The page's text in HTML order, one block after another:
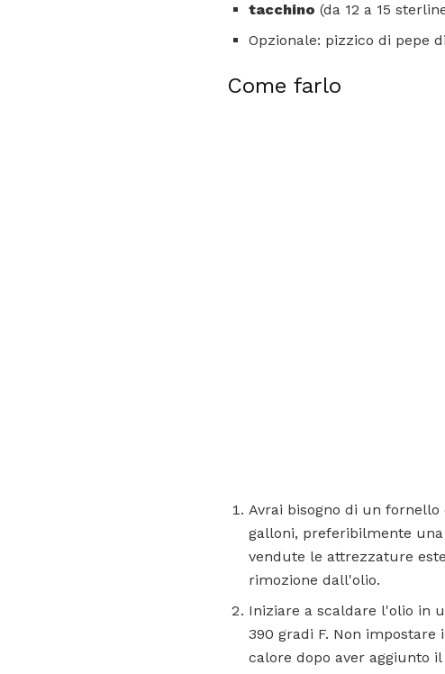
tacchino (da 12 a 15
Opzionale: pizzico di pepe
Come farlo
Avrai bisogno di un fornello
galloni, preferibilmente
vendute le attrezzature
rimozione dall'olio.
Iniziare a scaldare l'olio in
390 gradi F. Non
calore dopo aver aggiunto